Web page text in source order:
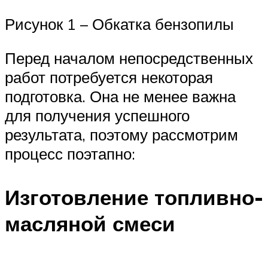
Рисунок 1 – Обкатка бензопилы
Перед началом непосредственных
работ потребуется некоторая
подготовка. Она не менее важна
для получения успешного
результата, поэтому рассмотрим
процесс поэтапно:
Изготовление топливно-
масляной смеси